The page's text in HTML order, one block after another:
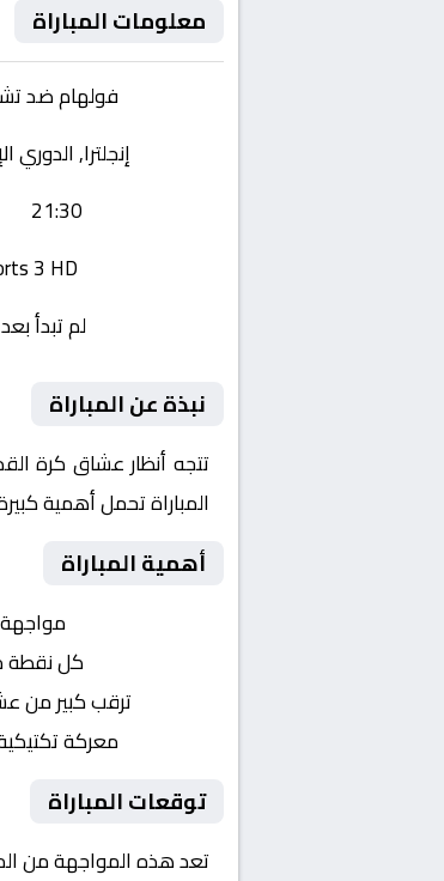
معلومات المباراة
فولهام ضد
إنجلترا, الدوري
لم تبدأ بعد
نبذة عن المباراة
تتجه أنظار عشاق كرة
المباراة تحمل أهمية
أهمية المباراة
كل نقطة
ترقب كبير من
معركة
توقعات المباراة
تعد هذه المواجهة من